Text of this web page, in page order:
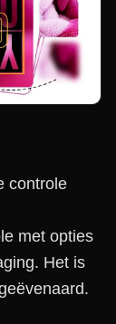
controle
met opties
Het is